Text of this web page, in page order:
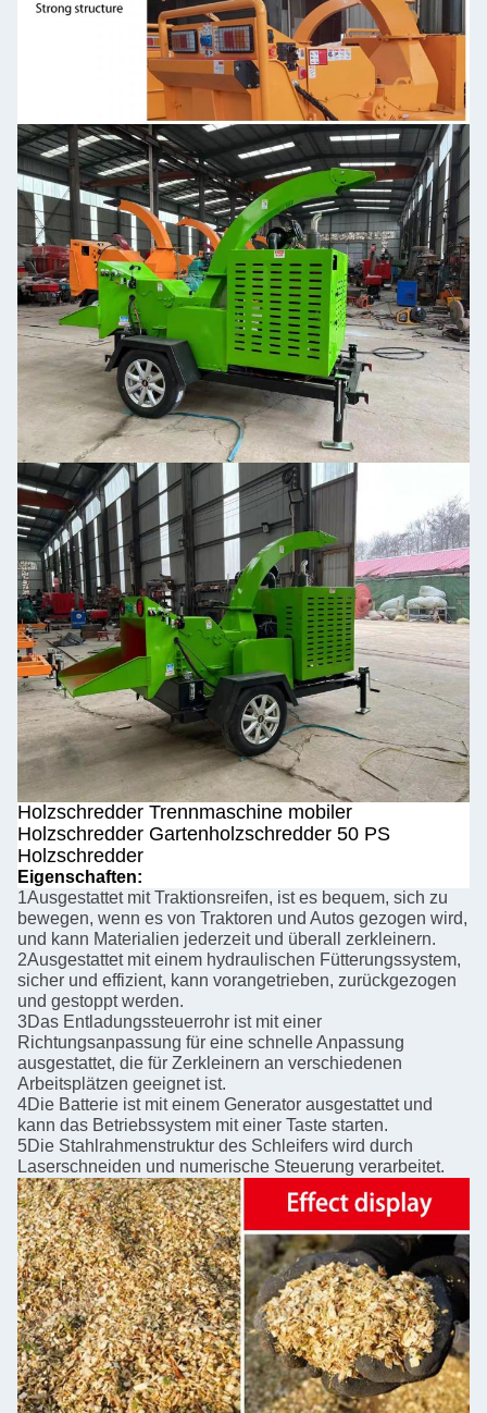
Holzschredder Trennmaschine mobiler
Holzschredder Gartenholzschredder 50 PS
Holzschredder
Eigenschaften:
1Ausgestattet mit Traktionsreifen, ist es bequem, sich zu
bewegen, wenn es von Traktoren und Autos gezogen wird,
und kann Materialien jederzeit und überall zerkleinern.
2Ausgestattet mit einem hydraulischen Fütterungssystem,
sicher und effizient, kann vorangetrieben, zurückgezogen
und gestoppt werden.
3Das Entladungssteuerrohr ist mit einer
Richtungsanpassung für eine schnelle Anpassung
ausgestattet, die für Zerkleinern an verschiedenen
Arbeitsplätzen geeignet ist.
4Die Batterie ist mit einem Generator ausgestattet und
kann das Betriebssystem mit einer Taste starten.
5Die Stahlrahmenstruktur des Schleifers wird durch
Laserschneiden und numerische Steuerung verarbeitet.